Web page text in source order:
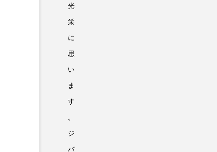
光
栄
に
思
い
ま
す
。
ジ
バ